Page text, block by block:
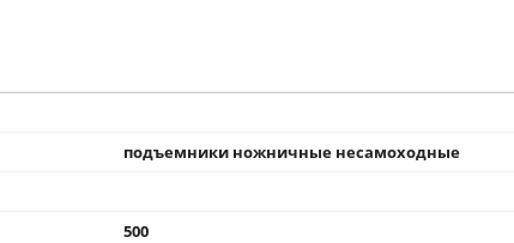
подъемники ножничные несамоходные
500